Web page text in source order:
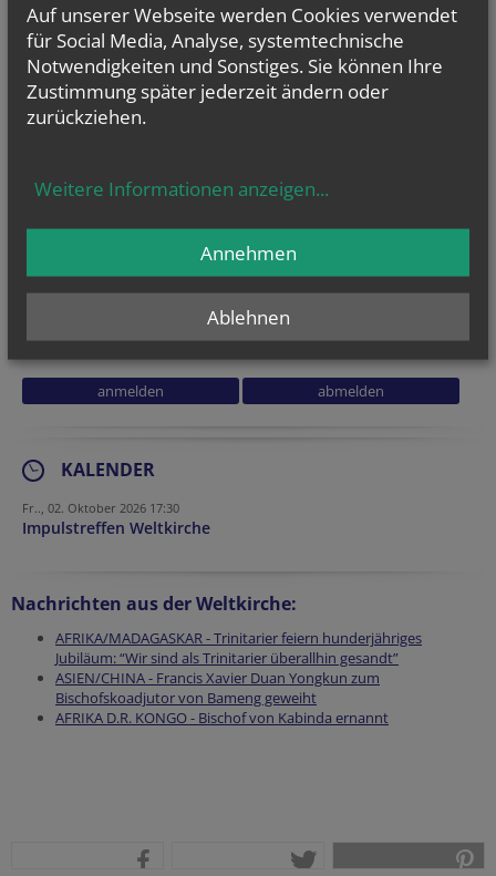
ERZBISCHOF
GRÜNWIDL
Website
Secondary phone
Security token
NEWSLETTER
Ich stimme derDatenverarbeitungzu.*
Ich habe dieInformationen zum Datenschutzgelesen.*
KALENDER
Fr.., 02. Oktober 2026 17:30
Impulstreffen Weltkirche
Nachrichten aus der Weltkirche:
AFRIKA/MADAGASKAR - Trinitarier feiern hunderjähriges
Jubiläum: “Wir sind als Trinitarier überallhin gesandt”
ASIEN/CHINA - Francis Xavier Duan Yongkun zum
Bischofskoadjutor von Bameng geweiht
AFRIKA D.R. KONGO - Bischof von Kabinda ernannt
Auf unserer Webseite werden Cookies verwendet
für Social Media, Analyse, systemtechnische
Notwendigkeiten und Sonstiges. Sie können Ihre
Zustimmung später jederzeit ändern oder
zurückziehen.
Weitere Informationen anzeigen...
Ablehnen
Annehmen